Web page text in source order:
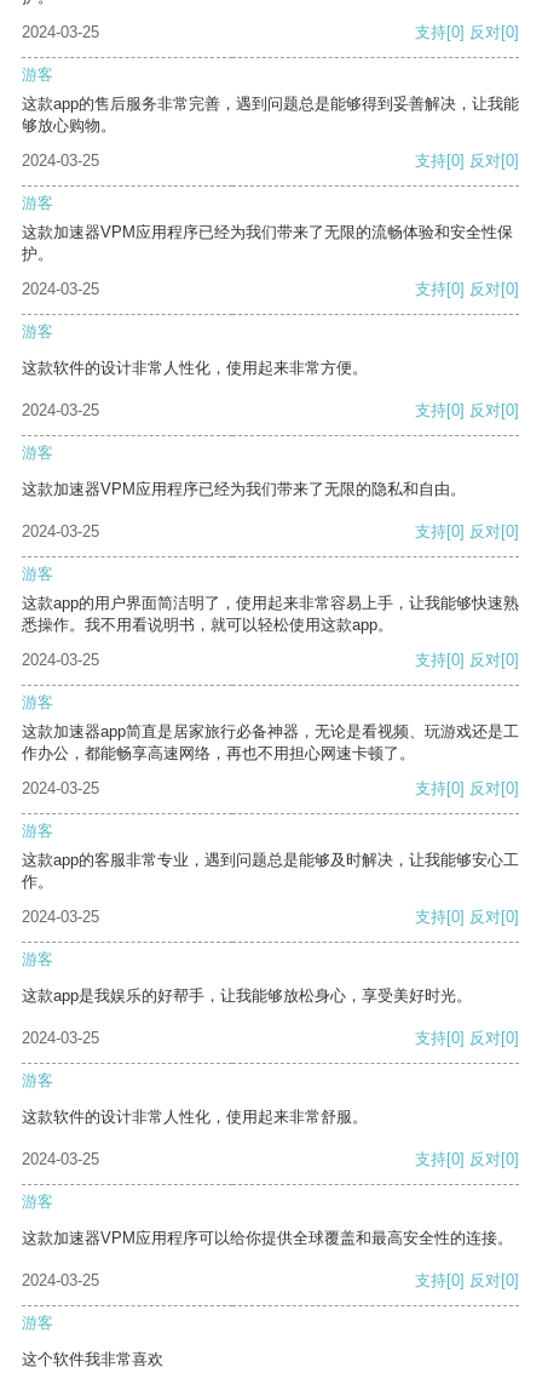
2024-03-25
支持[0] 反对[0]
游客
这款app的售后服务非常完善，遇到问题总是能够得到妥善解决，让我能
够放心购物。
2024-03-25
支持[0] 反对[0]
游客
这款加速器VPM应用程序已经为我们带来了无限的流畅体验和安全性保
护。
2024-03-25
支持[0] 反对[0]
游客
这款软件的设计非常人性化，使用起来非常方便。
2024-03-25 支持[0] 反对[0]
游客
这款加速器VPM应用程序已经为我们带来了无限的隐私和自由。
2024-03-25 支持[0] 反对[0]
游客
这款app的用户界面简洁明了，使用起来非常容易上手，让我能够快速熟
悉操作。我不用看说明书，就可以轻松使用这款app。
2024-03-25
支持[0] 反对[0]
游客
这款加速器app简直是居家旅行必备神器，无论是看视频、玩游戏还是工
作办公，都能畅享高速网络，再也不用担心网速卡顿了。
2024-03-25
支持[0] 反对[0]
游客
这款app的客服非常专业，遇到问题总是能够及时解决，让我能够安心工
作。
2024-03-25
支持[0] 反对[0]
游客
这款app是我娱乐的好帮手，让我能够放松身心，享受美好时光。
2024-03-25 支持[0] 反对[0]
游客
这款软件的设计非常人性化，使用起来非常舒服。
2024-03-25 支持[0] 反对[0]
游客
这款加速器VPM应用程序可以给你提供全球覆盖和最高安全性的连接。
2024-03-25 支持[0] 反对[0]
游客
这个软件我非常喜欢